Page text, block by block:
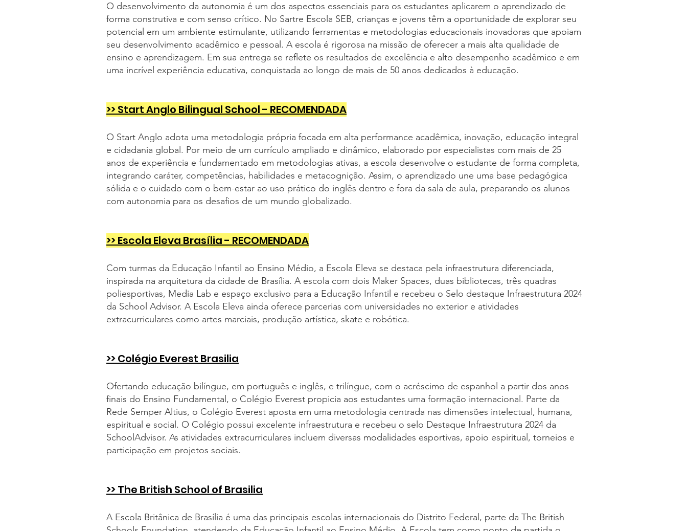
O desenvolvimento da autonomia é um dos aspectos essenciais para os estudantes aplicarem o aprendizado de
forma construtiva e com senso crítico. No Sartre Escola SEB, crianças e jovens têm a oportunidade de explorar seu
potencial em um ambiente estimulante, utilizando ferramentas e metodologias educacionais inovadoras que apoiam
seu desenvolvimento acadêmico e pessoal. A escola é rigorosa na missão de oferecer a mais alta qualidade de
ensino e aprendizagem. Em sua entrega se reflete os resultados de excelência e alto desempenho acadêmico e em
uma incrível experiência educativa, conquistada ao longo de mais de 50 anos dedicados à educação.
>> Start Anglo Bilingual School - RECOMENDADA
O Start Anglo adota uma metodologia própria focada em alta performance acadêmica, inovação, educação integral
e cidadania global. Por meio de um currículo ampliado e dinâmico, elaborado por especialistas com mais de 25
anos de experiência e fundamentado em metodologias ativas, a escola desenvolve o estudante de forma completa,
integrando caráter, competências, habilidades e metacognição. Assim, o aprendizado une uma base pedagógica
sólida e o cuidado com o bem-estar ao uso prático do inglês dentro e fora da sala de aula, preparando os alunos
com autonomia para os desafios de um mundo globalizado.
>> Escola Eleva Brasília - RECOMENDADA
Com turmas da Educação Infantil ao Ensino Médio, a Escola Eleva se destaca pela infraestrutura diferenciada,
inspirada na arquitetura da cidade de Brasília. A escola com dois Maker Spaces, duas bibliotecas, três quadras
poliesportivas, Media Lab e espaço exclusivo para a Educação Infantil e recebeu o Selo destaque Infraestrutura 2024
da School Advisor. A Escola Eleva ainda oferece parcerias com universidades no exterior e atividades
extracurriculares como artes marciais, produção artística, skate e robótica.
>> Colégio Everest Brasilia
Ofertando educação bilíngue, em português e inglês, e trilíngue, com o acréscimo de espanhol a partir dos anos
finais do Ensino Fundamental, o Colégio Everest propicia aos estudantes uma formação internacional. Parte da
Rede Semper Altius, o Colégio Everest aposta em uma metodologia centrada nas dimensões intelectual, humana,
espiritual e social. O Colégio possui excelente infraestrutura e recebeu o selo Destaque Infraestrutura 2024 da
SchoolAdvisor. As atividades extracurriculares incluem diversas modalidades esportivas, apoio espiritual, torneios e
participação em projetos sociais.
>> The British School of Brasilia
A Escola Britânica de Brasília é uma das principais escolas internacionais do Distrito Federal, parte da The British